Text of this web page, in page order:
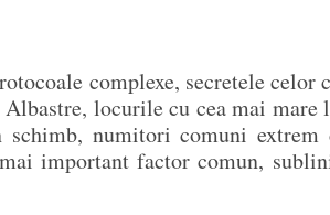
complexe, secretele celor
locurile cu cea mai mare
numitori comuni
important factor comun,